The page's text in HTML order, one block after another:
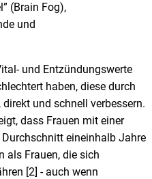
(Brain Fog),
und
und Entzündungswerte
haben, diese durch
und schnell verbessern.
dass Frauen mit einer
eineinhalb Jahre
als Frauen, die sich
[2] - auch wenn